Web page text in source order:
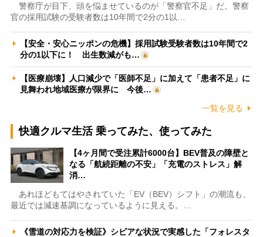
警察庁が目下、頭を悩ませているのが「警察官不足」だ。警察
官の採用試験の受験者数は10年間で2分の1以…
【安全・安心ニッポンの危機】採用試験受験者数は10年間で2
分の1以下に！ 出生数減がも…
【医療崩壊】人口減少で「医師不足」に加えて「患者不足」に
見舞われ地域医療が限界に 今後…
一覧を見る
快適クルマ生活 乗ってみた、使ってみた
【4ヶ月間で受注累計6000台】BEV普及の障壁と
なる「航続距離の不安」「充電のストレス」解
消…
あれほどもてはやされていた「EV（BEV）シフト」の潮流も、
最近では減速基調になっているように見える。…
《雪道の対応力を検証》シビアな状況で実感した「フォレスタ